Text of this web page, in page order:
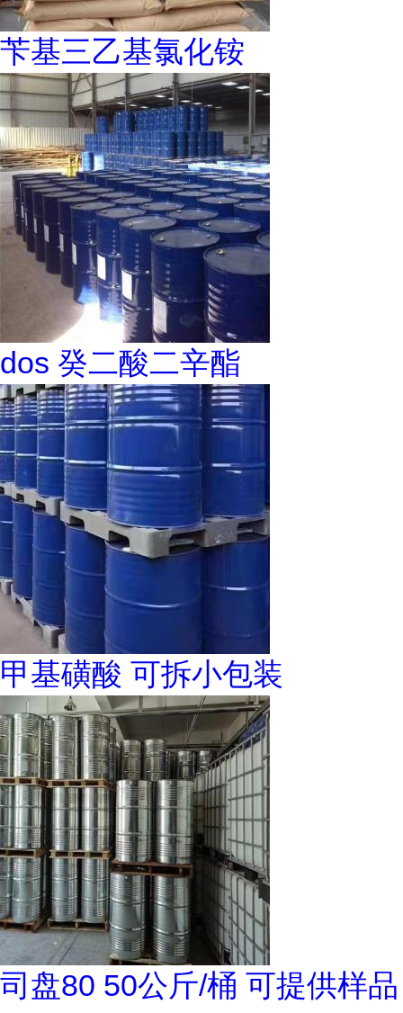
苄基三乙基氯化铵
dos 癸二酸二辛酯
甲基磺酸 可拆小包装
司盘80 50公斤/桶 可提供样品